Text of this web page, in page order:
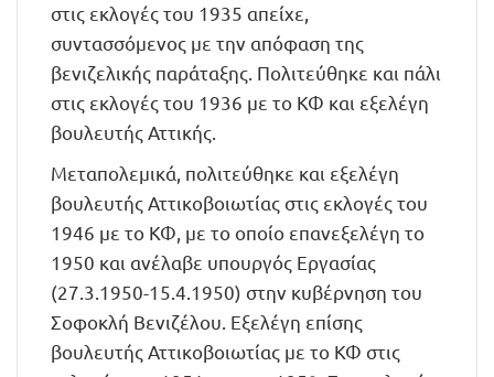
στις εκλογές του 1935 απείχε,
συντασσόμενος με την απόφαση της
βενιζελικής παράταξης. Πολιτεύθηκε και πάλι
στις εκλογές του 1936 με το ΚΦ και εξελέγη
βουλευτής Αττικής.
Μεταπολεμικά, πολιτεύθηκε και εξελέγη
βουλευτής Αττικοβοιωτίας στις εκλογές του
1946 με το ΚΦ, με το οποίο επανεξελέγη το
1950 και ανέλαβε υπουργός Εργασίας
(27.3.1950-15.4.1950) στην κυβέρνηση του
Σοφοκλή Βενιζέλου. Εξελέγη επίσης
βουλευτής Αττικοβοιωτίας με το ΚΦ στις